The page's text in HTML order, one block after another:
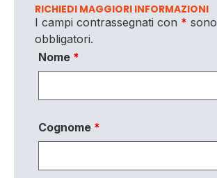
RICHIEDI MAGGIORI INFORMAZIONI
I campi contrassegnati con * sono
obbligatori.
Nome *
Cognome *